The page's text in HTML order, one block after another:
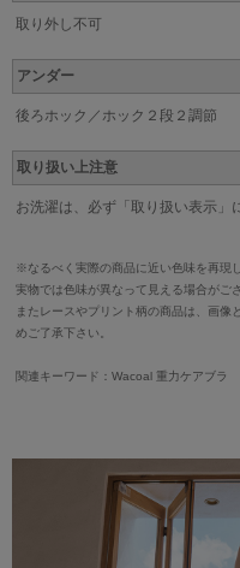
取り外し不可
アンダー
後ろホック／ホック２段２調節
取り扱い上注意
お洗濯は、必ず「取り扱い表示」
※なるべく実際の商品に近い色味を再現
実物では色味が異なって見える場合がご
またレースやプリント柄の商品は、画像
めご了承下さい。
関連キーワード：Wacoal 重力ケアブラ